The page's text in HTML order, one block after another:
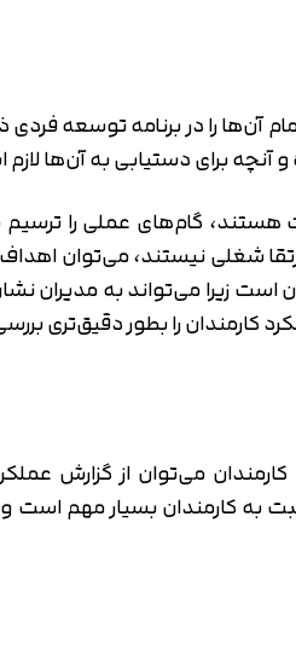
را در برنامه توسعه فردی
برای دستیابی به آن‌ها لازم
هستند، گام‌های عملی را
شغلی نیستند، می‌توان
زیرا می‌تواند به مدیران
کارمندان را بطور دقیق‌تری
می‌توان از گزارش‌
کارمندان بسیار مهم است